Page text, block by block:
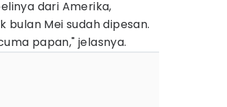
dari Amerika,
bulan Mei sudah dipesan.
papan," jelasnya.